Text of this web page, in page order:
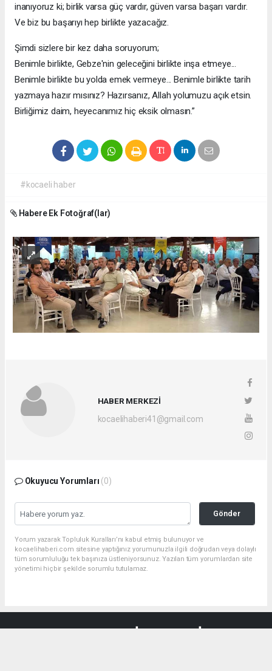
inanıyoruz ki; birlik varsa güç vardır, güven varsa başarı vardır.
Ve biz bu başarıyı hep birlikte yazacağız.
Şimdi sizlere bir kez daha soruyorum;
Benimle birlikte, Gebze'nin geleceğini birlikte inşa etmeye...
Benimle birlikte bu yolda emek vermeye... Benimle birlikte tarih
yazmaya hazır mısınız? Hazırsanız, Allah yolumuzu açık etsin.
Birliğimiz daim, heyecanımız hiç eksik olmasın.”
#kocaeli haber
Habere Ek Fotoğraf(lar)
HABER MERKEZİ
kocaelihaberi41@gmail.com
Okuyucu Yorumları (0)
Gönder
Yorum yazarak Topluluk Kuralları’nı kabul etmiş bulunuyor ve
kocaelihaberi.com sitesine yaptığınız yorumunuzla ilgili doğrudan veya dolaylı
tüm sorumluluğu tek başınıza üstleniyorsunuz. Yazılan tüm yorumlardan site
yönetimi hiçbir şekilde sorumlu tutulamaz.